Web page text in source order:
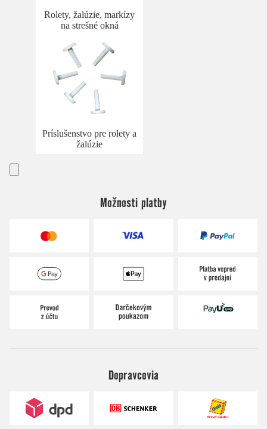
Rolety, žalúzie, markízy
na strešné okná
Príslušenstvo pre rolety a
žalúzie
Možnosti platby
Dopravcovia